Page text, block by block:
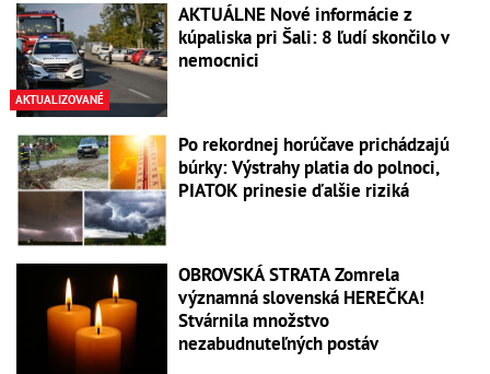
AKTUALIZOVANÉ
AKTUÁLNE Nové informácie z
kúpaliska pri Šali: 8 ľudí skončilo v
nemocnici
Po rekordnej horúčave prichádzajú
búrky: Výstrahy platia do polnoci,
PIATOK prinesie ďalšie riziká
OBROVSKÁ STRATA Zomrela
významná slovenská HEREČKA!
Stvárnila množstvo
nezabudnuteľných postáv